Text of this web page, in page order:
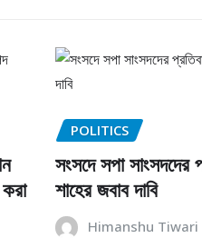
POLITICS
সংসদে সপা সাংসদদের
শাহের জবাব দাবি
Himanshu Tiwari